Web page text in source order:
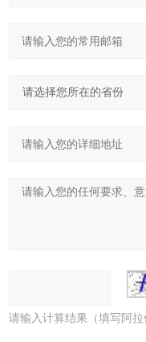
请输入计算结果（填写阿